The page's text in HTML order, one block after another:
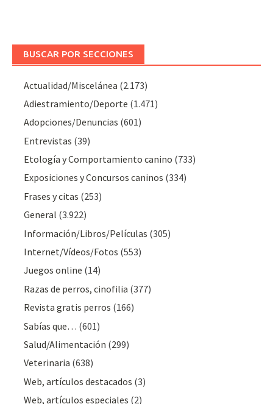
BUSCAR POR SECCIONES
Actualidad/Miscelánea (2.173)
Adiestramiento/Deporte (1.471)
Adopciones/Denuncias (601)
Entrevistas (39)
Etología y Comportamiento canino (733)
Exposiciones y Concursos caninos (334)
Frases y citas (253)
General (3.922)
Información/Libros/Películas (305)
Internet/Vídeos/Fotos (553)
Juegos online (14)
Razas de perros, cinofilia (377)
Revista gratis perros (166)
Sabías que… (601)
Salud/Alimentación (299)
Veterinaria (638)
Web, artículos destacados (3)
Web, artículos especiales (2)